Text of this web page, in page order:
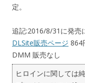
定。
追記:2016/8/31に発売
DLSite販売ページ 864
DMM 販売なし
ヒロインに関しては